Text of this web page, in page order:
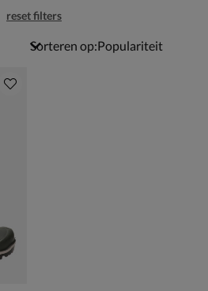
reset filters
Sorteren op: